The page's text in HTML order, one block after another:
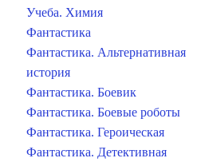
Учеба. Химия
Фантастика
Фантастика. Альтернативная
история
Фантастика. Боевик
Фантастика. Боевые роботы
Фантастика. Героическая
Фантастика. Детективная